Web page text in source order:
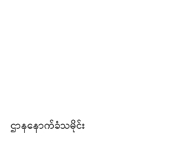
ဌာနနောက်ခံသမိုင်း